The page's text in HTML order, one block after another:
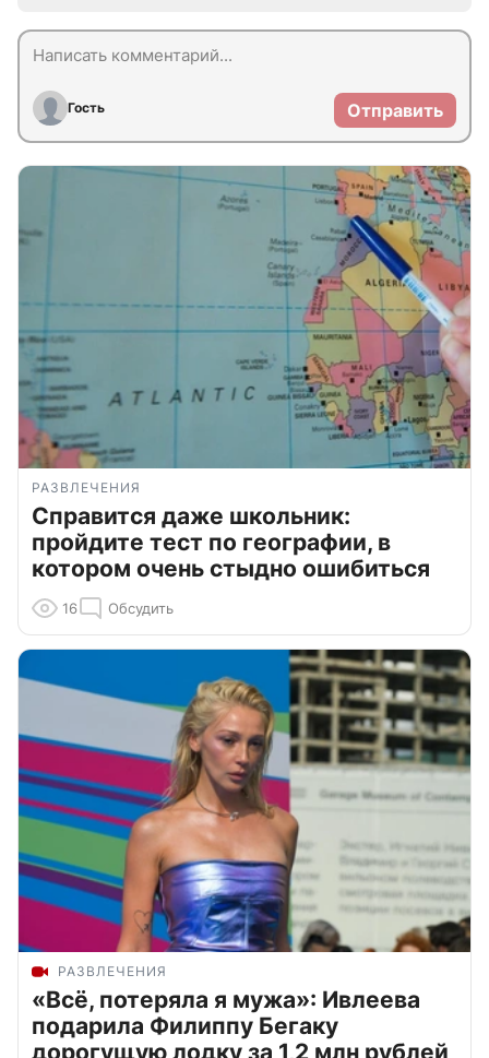
Гость Отправить
РАЗВЛЕЧЕНИЯ
Справится даже школьник:
пройдите тест по географии, в
котором очень стыдно ошибиться
16 Обсудить
РАЗВЛЕЧЕНИЯ
«Всё, потеряла я мужа»: Ивлеева
подарила Филиппу Бегаку
дорогущую лодку за 1,2 млн рублей